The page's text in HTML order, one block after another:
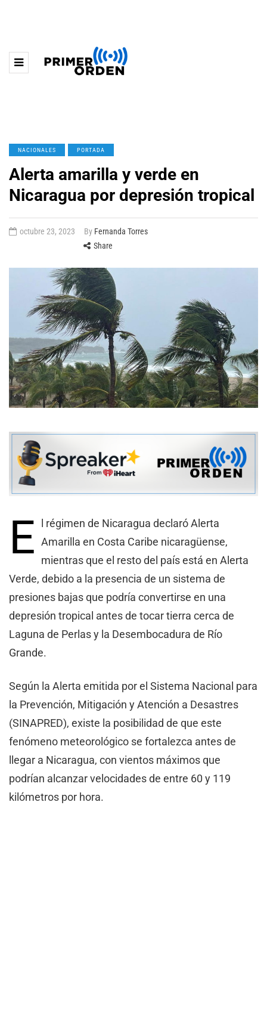
NACIONALES PORTADA
Alerta amarilla y verde en
Nicaragua por depresión tropical
octubre 23, 2023 By Fernanda Torres
Share
E
l régimen de Nicaragua declaró Alerta
Amarilla en Costa Caribe nicaragüense,
mientras que el resto del país está en Alerta
Verde, debido a la presencia de un sistema de
presiones bajas que podría convertirse en una
depresión tropical antes de tocar tierra cerca de
Laguna de Perlas y la Desembocadura de Río
Grande.
Según la Alerta emitida por el Sistema Nacional para
la Prevención, Mitigación y Atención a Desastres
(SINAPRED), existe la posibilidad de que este
fenómeno meteorológico se fortalezca antes de
llegar a Nicaragua, con vientos máximos que
podrían alcanzar velocidades de entre 60 y 119
kilómetros por hora.